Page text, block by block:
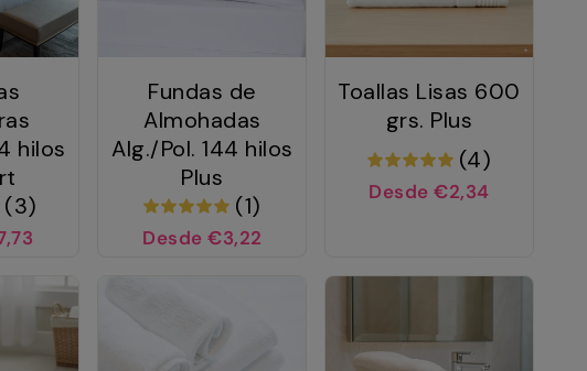
hilos
(3)
Fundas de
Almohadas
Alg./Pol. 144 hilos
Plus
(1)
Desde €3,22
Toallas Lisas 600
grs. Plus
(4)
Desde €2,34